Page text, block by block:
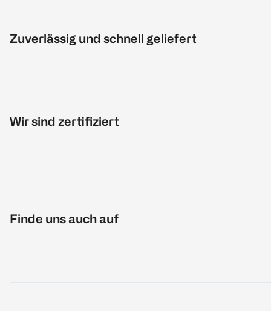
Zuverlässig und schnell geliefert
Wir sind zertifiziert
Finde uns auch auf